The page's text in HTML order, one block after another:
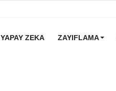
YAPAY ZEKA ZAYIFLAMA